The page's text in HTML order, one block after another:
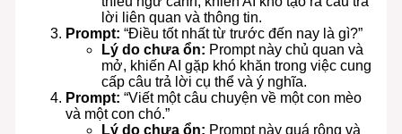
lời liên quan và thông tin.
Prompt: “Điều tốt nhất từ trước đến nay là gì?”
Lý do chưa ổn: Prompt này chủ quan và
mở, khiến AI gặp khó khăn trong việc cung
cấp câu trả lời cụ thể và ý nghĩa.
Prompt: “Viết một câu chuyện về một con mèo
và một con chó.”
Lý do chưa ổn: Prompt này quá rộng và